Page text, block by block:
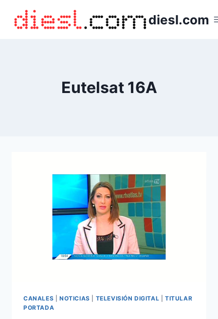
contenido
diesl.com
Eutelsat 16A
CANALES NOTICIAS TELEVISIÓN DIGITAL |TITULAR
PORTADA